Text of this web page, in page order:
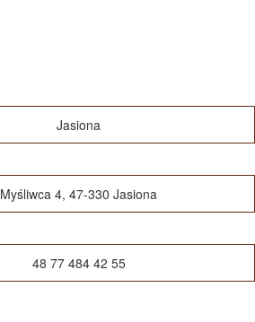
Jasiona
Myśliwca 4, 47-330 Jasiona
48 77 484 42 55